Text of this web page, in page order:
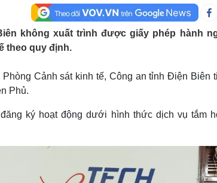
Thể thao
Bóng đá
Thế giới thể thao
Ô tô - Xe máy
Tư vấn
Văn hóa
Văn học
Giải trí
Thời trang
không xuất trình được giấy phép hành
theo quy định.
Cảnh sát kinh tế, Công an tỉnh Điện Biên
Phủ.
ký hoạt động dưới hình thức dịch vụ tắm